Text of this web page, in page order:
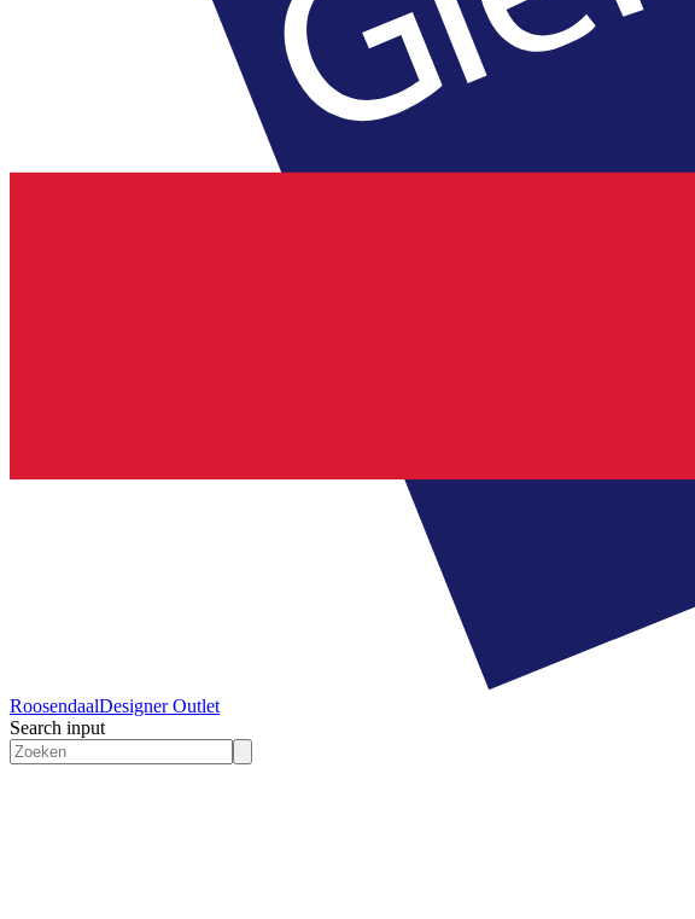
RoosendaalDesigner Outlet
Search input